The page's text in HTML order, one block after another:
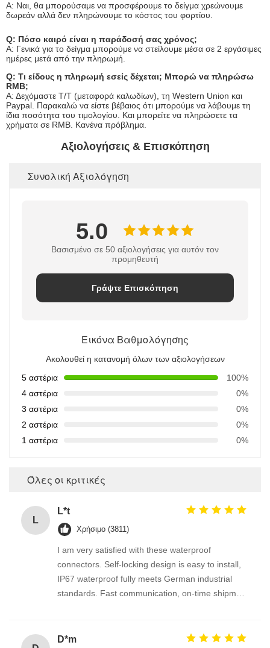
Α: Ναι, θα μπορούσαμε να προσφέρουμε το δείγμα χρεώνουμε
δωρεάν αλλά δεν πληρώνουμε το κόστος του φορτίου.
Q: Πόσο καιρό είναι η παράδοσή σας χρόνος;
Α: Γενικά για το δείγμα μπορούμε να στείλουμε μέσα σε 2 εργάσιμες
ημέρες μετά από την πληρωμή.
Q: Τι είδους η πληρωμή εσείς δέχεται; Μπορώ να πληρώσω
RMB;
Α: Δεχόμαστε T/T (μεταφορά καλωδίων), τη Western Union και
Paypal. Παρακαλώ να είστε βέβαιος ότι μπορούμε να λάβουμε τη
ίδια ποσότητα του τιμολογίου. Και μπορείτε να πληρώσετε τα
χρήματα σε RMB. Κανένα πρόβλημα.
Αξιολογήσεις & Επισκόπηση
Συνολική Αξιολόγηση
5.0
Βασισμένο σε 50 αξιολογήσεις για αυτόν τον
προμηθευτή
Γράψτε Επισκόπηση
Εικόνα Βαθμολόγησης
Ακολουθεί η κατανομή όλων των αξιολογήσεων
5 αστέρια
100%
4 αστέρια
0%
3 αστέρια
0%
2 αστέρια
0%
1 αστέρια
0%
Όλες οι κριτικές
L
L*t
Χρήσιμο (3811)
I am very satisfied with these waterproof
connectors. Self-locking design is easy to install,
IP67 waterproof fully meets German industrial
standards. Fast communication, on-time shipment
D*m